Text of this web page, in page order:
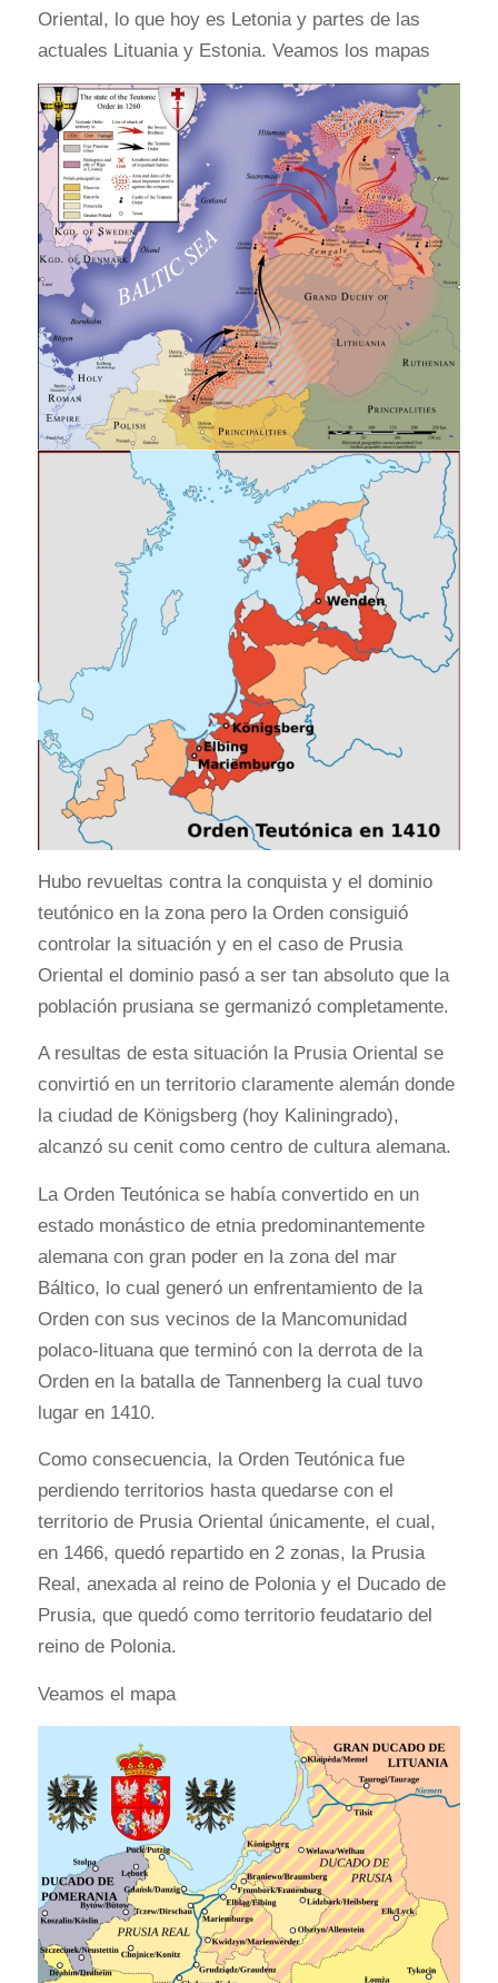
Oriental, lo que hoy es Letonia y partes de las
actuales Lituania y Estonia. Veamos los mapas
Hubo revueltas contra la conquista y el dominio
teutónico en la zona pero la Orden consiguió
controlar la situación y en el caso de Prusia
Oriental el dominio pasó a ser tan absoluto que la
población prusiana se germanizó completamente.
A resultas de esta situación la Prusia Oriental se
convirtió en un territorio claramente alemán donde
la ciudad de Königsberg (hoy Kaliningrado),
alcanzó su cenit como centro de cultura alemana.
La Orden Teutónica se había convertido en un
estado monástico de etnia predominantemente
alemana con gran poder en la zona del mar
Báltico, lo cual generó un enfrentamiento de la
Orden con sus vecinos de la Mancomunidad
polaco-lituana que terminó con la derrota de la
Orden en la batalla de Tannenberg la cual tuvo
lugar en 1410.
Como consecuencia, la Orden Teutónica fue
perdiendo territorios hasta quedarse con el
territorio de Prusia Oriental únicamente, el cual,
en 1466, quedó repartido en 2 zonas, la Prusia
Real, anexada al reino de Polonia y el Ducado de
Prusia, que quedó como territorio feudatario del
reino de Polonia.
Veamos el mapa